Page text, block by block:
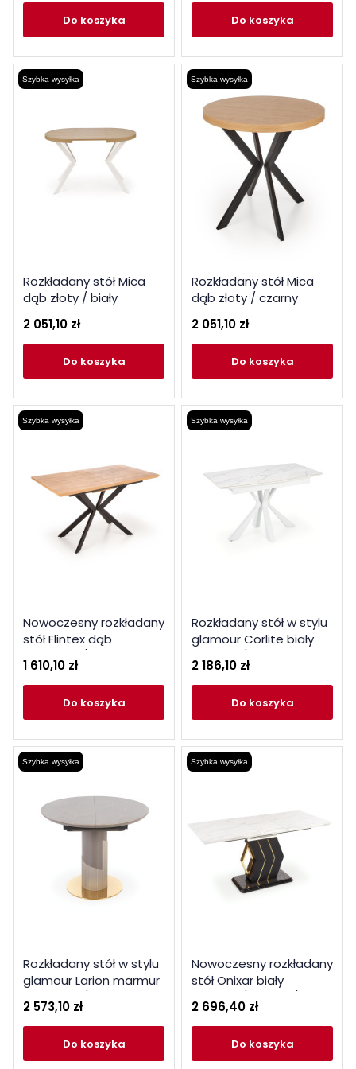
do koszyka do koszyka
Szybka wysyłka
Rozkładany stół Mica
dąb złoty / biały
2 051,10 zł
do koszyka
Szybka wysyłka
Rozkładany stół Mica
dąb złoty / czarny
2 051,10 zł
do koszyka
Szybka wysyłka
Nowoczesny rozkładany
stół Flintex dąb
1 610,10 zł
do koszyka
Szybka wysyłka
Rozkładany stół w stylu
glamour Corlite biały
2 186,10 zł
do koszyka
Szybka wysyłka
Rozkładany stół w stylu
glamour Larion marmur
/ złoty
2 573,10 zł
do koszyka
Szybka wysyłka
Nowoczesny rozkładany
stół Onixar biały
2 696,40 zł
do koszyka